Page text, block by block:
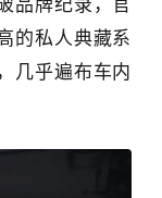
品牌纪录，官
的私人典藏系
几乎遍布车内